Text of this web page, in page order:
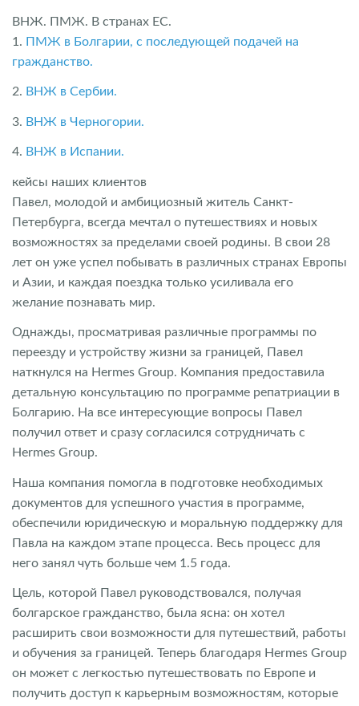
ВНЖ. ПМЖ. В странах ЕС.
1. ПМЖ в Болгарии, с последующей подачей на
гражданство.
2. ВНЖ в Сербии.
3. ВНЖ в Черногории.
4. ВНЖ в Испании.
кейсы наших клиентов
Павел, молодой и амбициозный житель Санкт-
Петербурга, всегда мечтал о путешествиях и новых
возможностях за пределами своей родины. В свои 28
лет он уже успел побывать в различных странах Европы
и Азии, и каждая поездка только усиливала его
желание познавать мир.
Однажды, просматривая различные программы по
переезду и устройству жизни за границей, Павел
наткнулся на Hermes Group. Компания предоставила
детальную консультацию по программе репатриации в
Болгарию. На все интересующие вопросы Павел
получил ответ и сразу согласился сотрудничать с
Hermes Group.
Наша компания помогла в подготовке необходимых
документов для успешного участия в программе,
обеспечили юридическую и моральную поддержку для
Павла на каждом этапе процесса. Весь процесс для
него занял чуть больше чем 1.5 года.
Цель, которой Павел руководствовался, получая
болгарское гражданство, была ясна: он хотел
расширить свои возможности для путешествий, работы
и обучения за границей. Теперь благодаря Hermes Group
он может с легкостью путешествовать по Европе и
получить доступ к карьерным возможностям, которые